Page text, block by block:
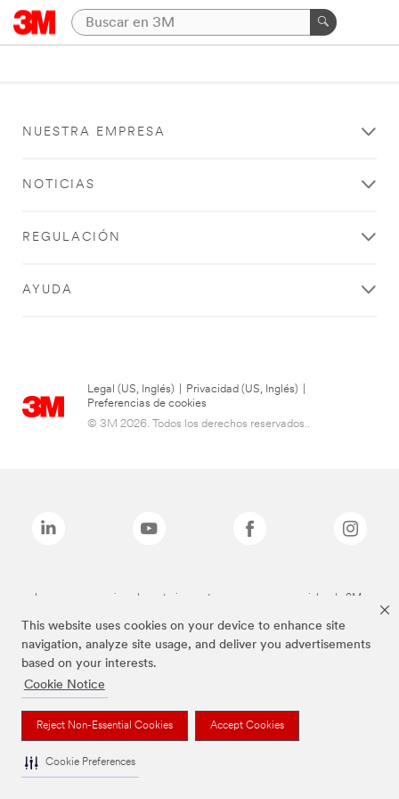
This website uses cookies on your device to enhance site
navigation, analyze site usage, and deliver you advertisements
based on your interests.
Cookie Notice
Reject Non-Essential Cookies Accept Cookies
Cookie Preferences
NUESTRA EMPRESA
NOTICIAS
REGULACIÓN
AYUDA
Legal (US, Inglés) Privacidad (US, Inglés)
Preferencias de cookies
© 3M 2026. Todos los derechos reservados..
Las marcas mencionadas anteriormente son marcas comerciales de 3M.